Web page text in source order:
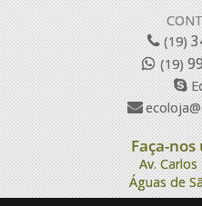
(19)
(19)
Faça-
Av.
Águas de